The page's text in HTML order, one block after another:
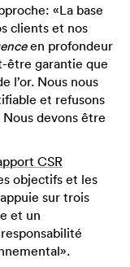
«La base
clients et nos
en profondeur
être garantie que
l’or. Nous nous
et refusons
devons être
CSR
objectifs et les
sur trois
et un